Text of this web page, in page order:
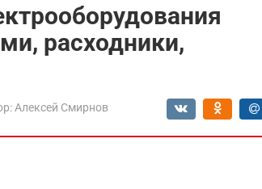
расходники,
Алексей Смирнов